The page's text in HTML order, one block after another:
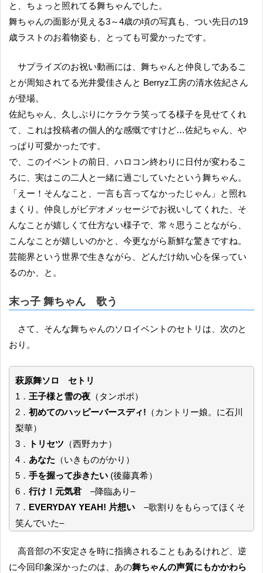
と、ちょっと照れてる舞ちゃんでした。
舞ちゃんの面影が見える3～4歳の頃の写真も、つい先日の19
歳ラストのお着物姿も、とっても可愛かったです。
サプライズのお祝い動画には、舞ちゃんと仲良しであるこ
とが周知されてる光井愛佳さんと Berryz工房の清水佐紀さん
が登場。
佐紀ちゃん、久しぶりにケラケラ笑ってる様子を見せてくれ
て、これは投稿者の個人的な感慨ですけど…佐紀ちゃん、や
っぱり可愛かったです。
で、このイベントの前日、ハロコン終わりに日付が変わるこ
ろに、実はこの二人と一緒に過ごしていたという舞ちゃん。
「えー！そんなこと、一言も言ってなかったじゃん」と照れ
まくり。仲良しがビデオメッセージでお祝いしてくれた、そ
んなことが嬉しくて仕方ない様子で、常々思うことながら、
こんなことが嬉しいのかと、今更ながら新鮮な驚きですね。
芸能界という世界で生きながら、どんだけ幼い心を保ってい
るのか、と。
末っ子 舞ちゃん 歌う
さて、そんな舞ちゃんのソロイベントのセトリは、次のと
おり。
萩原舞ソロ セトリ
1． 王子様と雪の夜 （タンポポ）
2． 初めてのハッピーバースディ! （カントリー娘。に石川
梨華）
3．
トリセツ （西野カナ）
4． あなた （いきものがかり）
5． 手を握って歩きたい (後藤真希）
6． 行け！元気君 –降臨あり–
7． EVERYDAY YEAH! 片想い –歌割りをもらってほくそ
笑んでいた–
高音部の不安定さを時に指摘されることもあるけれど、逆
に今回印象深かったのは、あの舞ちゃんの声質にもかかわら